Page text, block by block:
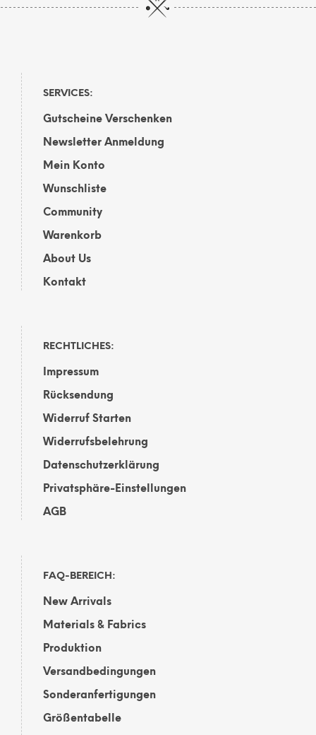
Varianten
Produktseite
werden
SERVICES:
Gutscheine Verschenken
Newsletter Anmeldung
Mein Konto
Wunschliste
Community
Warenkorb
About Us
Kontakt
RECHTLICHES:
Impressum
Rücksendung
Widerruf Starten
Widerrufsbelehrung
Datenschutzerklärung
Privatsphäre-Einstellungen
AGB
FAQ-BEREICH:
New Arrivals
Materials & Fabrics
Produktion
Versandbedingungen
Sonderanfertigungen
Größentabelle